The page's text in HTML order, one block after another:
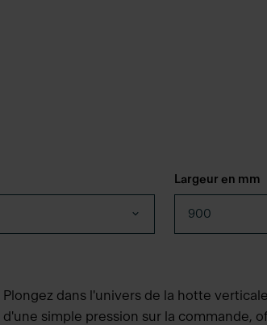
Largeur en mm
900
Plongez dans l'univers de la hotte
d'une simple pression sur la commande,